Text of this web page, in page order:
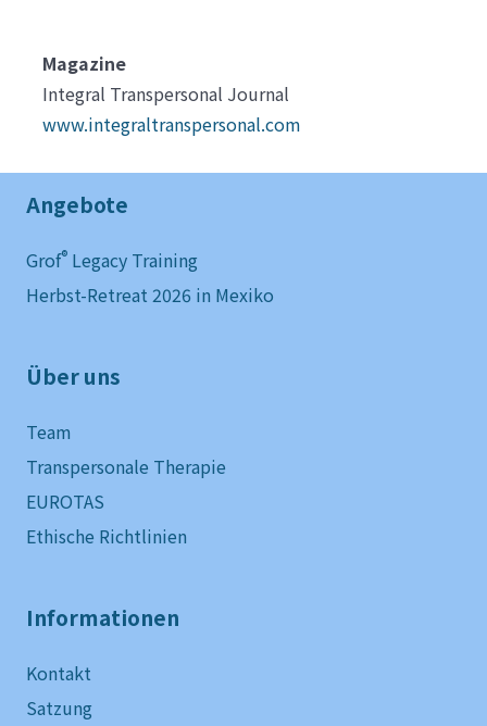
Magazine
Integral Transpersonal Journal
www.integraltranspersonal.com
Angebote
Grof® Legacy Training
Herbst-Retreat 2026 in Mexiko
Über uns
Team
Transpersonale Therapie
EUROTAS
Ethische Richtlinien
Informationen
Kontakt
Satzung